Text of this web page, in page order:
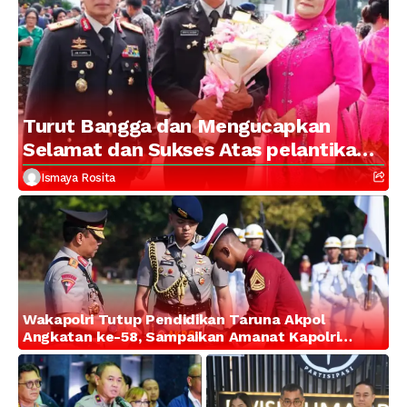
Turut Bangga dan Mengucapkan
Selamat dan Sukses Atas pelantikan
Putra Brigjen Pol Drs, A.M Kamal.
Sebagai Perwira Polri Lulusan AKPOL
2026
Ismaya Rosita
Wakapolri Tutup Pendidikan Taruna Akpol
Angkatan ke-58, Sampaikan Amanat Kapolri
kepada 282 Capaja